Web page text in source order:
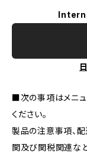
■次の事項はメニュ
ください。
製品の注意事項、配
関及び関税関連な